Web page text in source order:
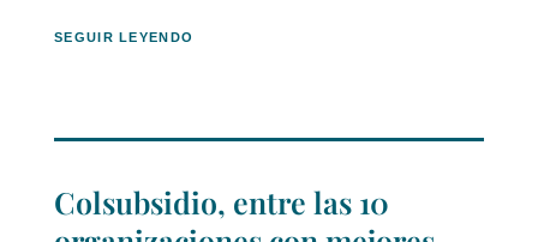
SEGUIR LEYENDO
Colsubsidio, entre las 10